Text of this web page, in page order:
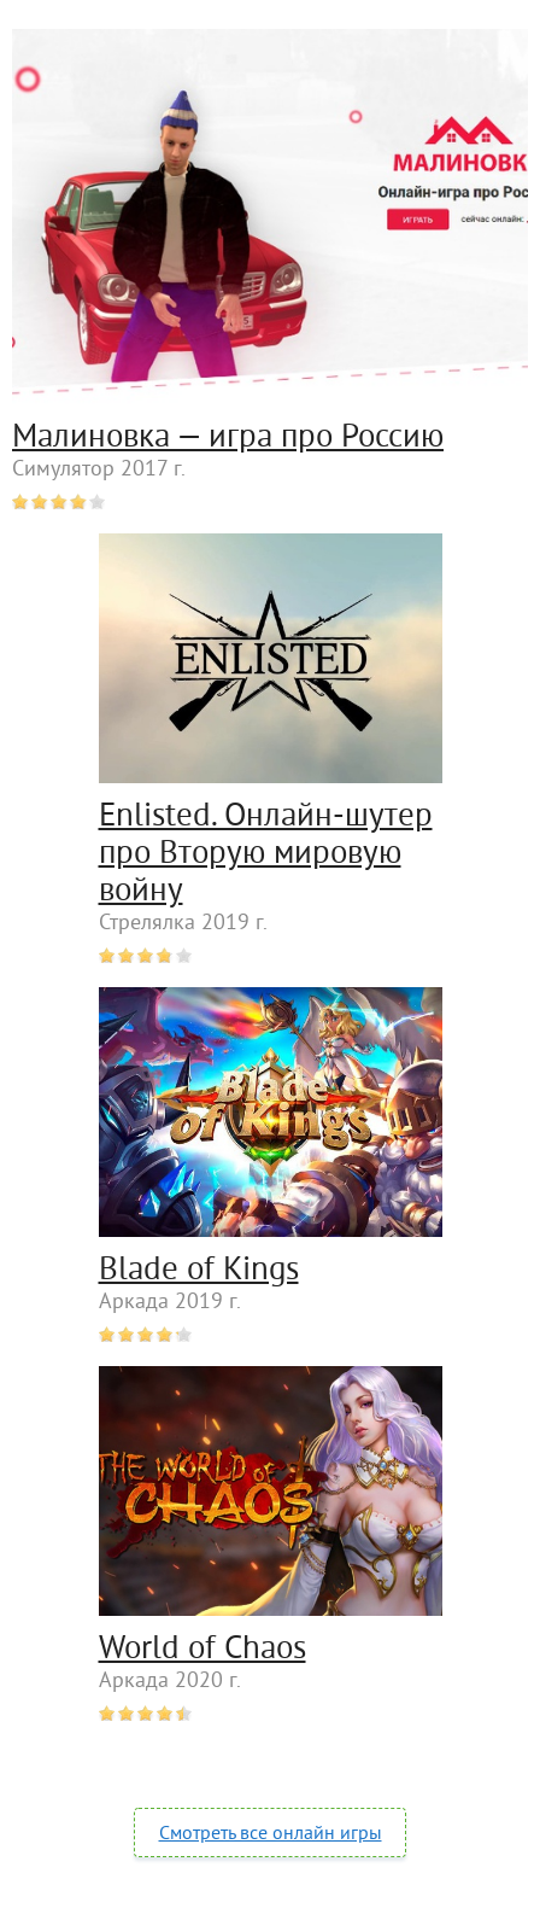
Малиновка — игра про Россию
Симулятор 2017 г.
Enlisted. Онлайн-шутер
про Вторую мировую
войну
Стрелялка 2019 г.
Blade of Kings
Аркада 2019 г.
World of Chaos
Аркада 2020 г.
Смотреть все онлайн игры